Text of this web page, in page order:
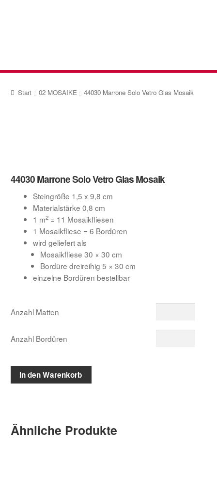
Start 02 MOSAIKE 44030 Marrone Solo Vetro Glas Mosaik
44030 Marrone Solo Vetro Glas Mosaik
Steingröße 1,5 x 9,8 cm
Materialstärke 0,8 cm
1 m2= 11 Mosaikfliesen
1 Mosaikfliese = 6 Bordüren
wird geliefert als
Mosaikfliese 30 × 30 cm
Bordüre dreireihig 5 × 30 cm
einzelne Bordüren bestellbar
Anzahl Matten
Anzahl Bordüren
In den Warenkorb
Ähnliche Produkte